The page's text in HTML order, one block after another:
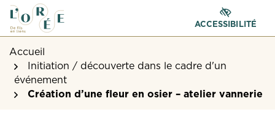
Gestion des traceurs
Aller
la
navigation
Aller
au
contenu
Aller
au
pied
de
page
ACCESSIBILITÉ
Accueil
Initiation / découverte dans le cadre d'un
événement
Création d’une fleur en osier – atelier vannerie